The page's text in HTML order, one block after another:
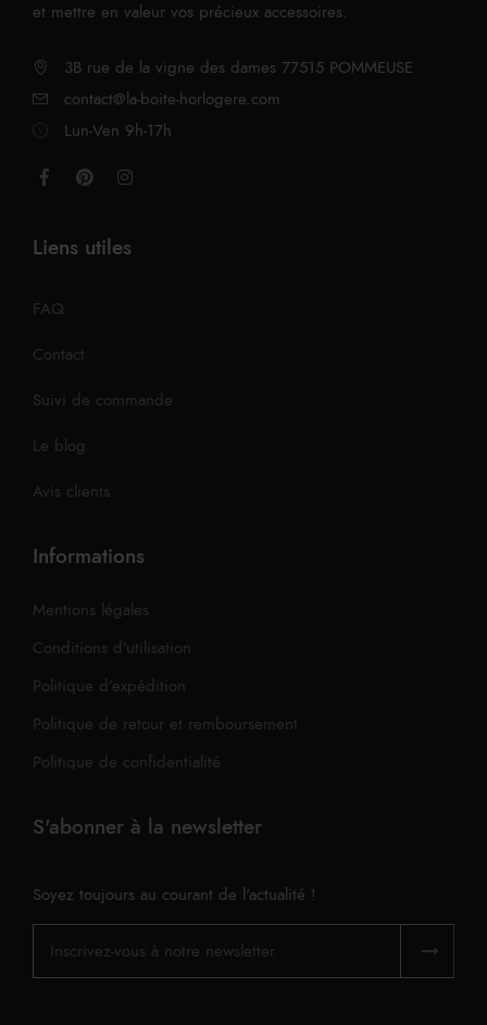
et mettre en valeur vos précieux accessoires.
3B rue de la vigne des dames 77515 POMMEUSE
contact@la-boite-horlogere.com
Lun-Ven 9h-17h
Liens utiles
FAQ
Contact
Suivi de commande
Le blog
Avis clients
Informations
Mentions légales
Conditions d’utilisation
Politique d’expédition
Politique de retour et remboursement
Politique de confidentialité
S'abonner à la newsletter
Soyez toujours au courant de l'actualité !